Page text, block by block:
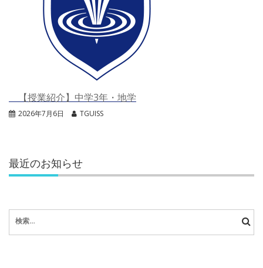
【授業紹介】中学3年・地学
2026年7月6日 TGUISS
最近のお知らせ
索: